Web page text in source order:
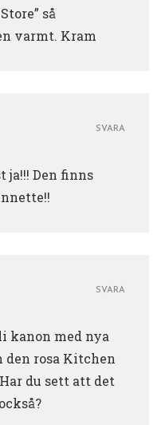
så
varmt. Kram
ja!!! Den finns
SVARA
kanon med nya
den rosa Kitchen
du sett att det
SVARA